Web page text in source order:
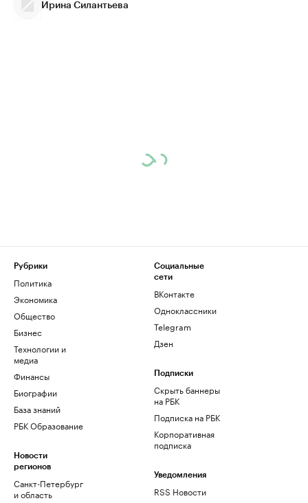
Ирина Силантьева
Рубрики
Политика
Экономика
Общество
Бизнес
Технологии и
медиа
Финансы
Биографии
База знаний
РБК Образование
Новости
регионов
Санкт-Петербург
и область
Социальные
сети
ВКонтакте
Одноклассники
Telegram
Дзен
Подписки
Скрыть баннеры
на РБК
Подписка на РБК
Корпоративная
подписка
Уведомления
RSS Новости